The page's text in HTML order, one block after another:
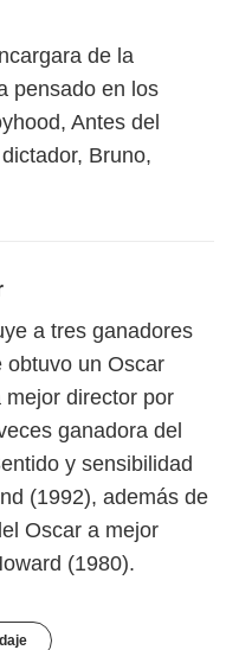
de la
pensado en los
Antes del
Bruno,
a tres ganadores
obtuvo un Oscar
director por
ganadora del
y sensibilidad
(1992), además de
Oscar a mejor
(1980).